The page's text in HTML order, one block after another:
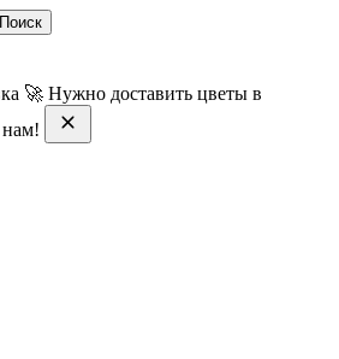
Поиск
🚀 Нужно доставить цветы в